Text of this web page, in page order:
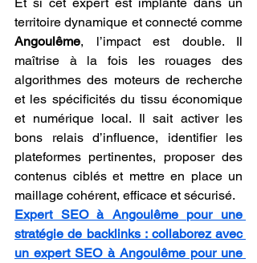
Angoulême, l’impact est double. Il
maîtrise à la fois les rouages des
algorithmes des moteurs de recherche
et les spécificités du tissu économique
et numérique local. Il sait activer les
bons relais d’influence, identifier les
plateformes pertinentes, proposer des
contenus ciblés et mettre en place un
maillage cohérent, efficace et sécurisé.
Expert SEO à Angoulême pour une
stratégie de backlinks : collaborez avec
un expert SEO à Angoulême pour une